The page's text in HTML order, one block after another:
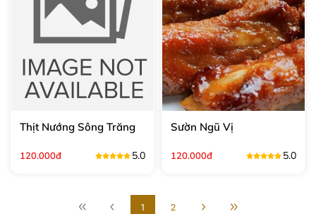
Thịt Nướng Sông Trăng
120.000đ 5.0
Sườn Ngũ Vị
120.000đ 5.0
1 2